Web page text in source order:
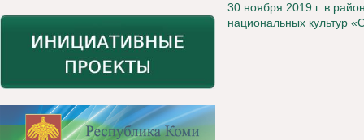
30 ноября 2019 г. в
национальных культур «